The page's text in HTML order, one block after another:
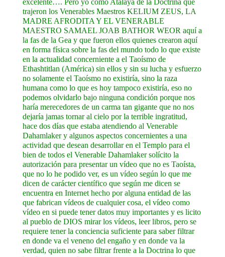
trajeron los Venerables Maestros KELIUM ZEUS, LA
MADRE AFRODITA Y EL VENERABLE
MAESTRO SAMAEL JOAB BATHOR WEOR aquí a
la fas de la Gea y que fueron ellos quienes crearon aquí
en forma física sobre la fas del mundo todo lo que existe
en la actualidad concerniente a el Taoísmo de
Ethashtitlan (América) sin ellos y sin su lucha y esfuerzo
no solamente el Taoísmo no existiría, sino la raza
humana como lo que es hoy tampoco existiría, eso no
podemos olvidarlo bajo ninguna condición porque nos
haría merecedores de un carma tan gigante que no nos
dejaría jamas tornar al cielo por la terrible ingratitud,
hace dos días que estaba atendiendo al Venerable
Dahamlaker y algunos aspectos concernientes a una
actividad que desean desarrollar en el Templo para el
bien de todos el Venerable Dahamlaker solícito la
autorización para presentar un vídeo que no es Taoísta,
que no lo he podido ver, es un vídeo según lo que me
dicen de carácter científico que según me dicen se
encuentra en Internet hecho por alguna entidad de las
que fabrican vídeos de cualquier cosa, el vídeo como
vídeo en si puede tener datos muy importantes y es licito
al pueblo de DIOS mirar los vídeos, leer libros, pero se
requiere tener la conciencia suficiente para saber filtrar
en donde va el veneno del engaño y en donde va la
verdad, quien no sabe filtrar frente a la Doctrina lo que